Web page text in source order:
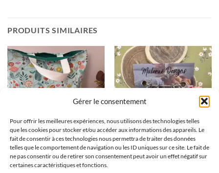
Gérer le consentement
Pour offrir les meilleures expériences, nous utilisons des technologies telles
que les cookies pour stocker et/ou accéder aux informations des appareils. Le
fait de consentir à ces technologies nous permettra de traiter des données
telles que le comportement de navigation ou les ID uniques sur ce site. Le fait de
ne pas consentir ou de retirer son consentement peut avoir un effet négatif sur
certaines caractéristiques et fonctions.
PRODUITS SIMILAIRES
Paniers à projets tricot nomade
– Flutter – Taille L
Lot anneaux marqueurs
gourmandises